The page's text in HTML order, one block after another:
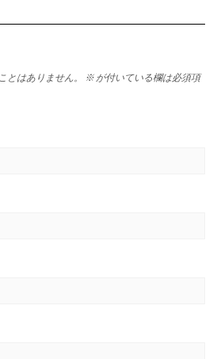
とはありません。 ※ が付いている欄は必須項